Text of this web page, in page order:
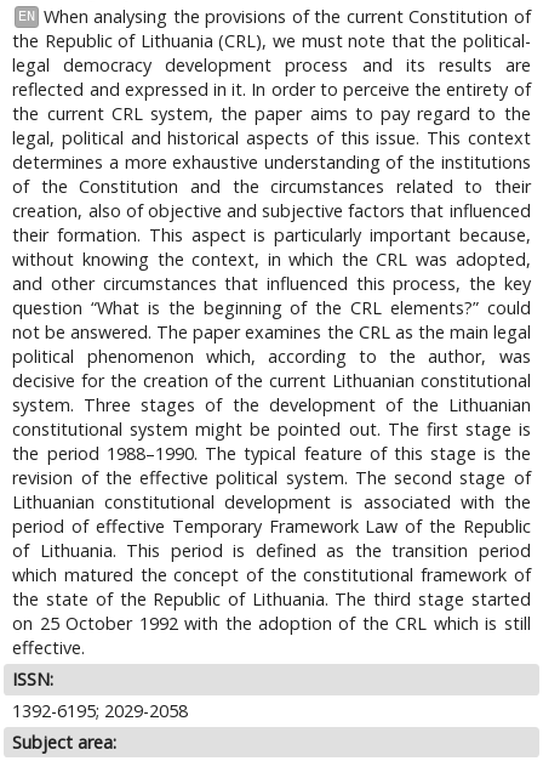
EN
When analysing the provisions of the current Constitution of
the Republic of Lithuania (CRL), we must note that the political-
legal democracy development process and its results are
reflected and expressed in it. In order to perceive the entirety of
the current CRL system, the paper aims to pay regard to the
legal, political and historical aspects of this issue. This context
determines a more exhaustive understanding of the institutions
of the Constitution and the circumstances related to their
creation, also of objective and subjective factors that influenced
their formation. This aspect is particularly important because,
without knowing the context, in which the CRL was adopted,
and other circumstances that influenced this process, the key
question “What is the beginning of the CRL elements?” could
not be answered. The paper examines the CRL as the main legal
political phenomenon which, according to the author, was
decisive for the creation of the current Lithuanian constitutional
system. Three stages of the development of the Lithuanian
constitutional system might be pointed out. The first stage is
the period 1988–1990. The typical feature of this stage is the
revision of the effective political system. The second stage of
Lithuanian constitutional development is associated with the
period of effective Temporary Framework Law of the Republic
of Lithuania. This period is defined as the transition period
which matured the concept of the constitutional framework of
the state of the Republic of Lithuania. The third stage started
on 25 October 1992 with the adoption of the CRL which is still
effective.
ISSN:
1392-6195; 2029-2058
Subject area: